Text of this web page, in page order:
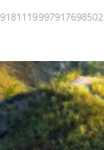
9181119997917698502